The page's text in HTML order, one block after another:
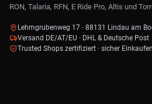
RON, Talaria, RFN, E Ride Pro, Altis und
Lehmgrubenweg 17 · 88131 Lindau am
Versand DE/AT/EU · DHL & Deutsche Post
Trusted Shops zertifiziert · sicher Einkaufen